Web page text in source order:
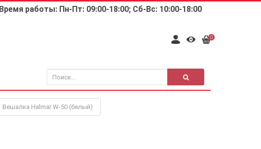
Время работы: Пн-Пт: 09:00-18:00; Сб-Вс: 10:00-18:00
0
Вешалка Halmar W-50 (белый)